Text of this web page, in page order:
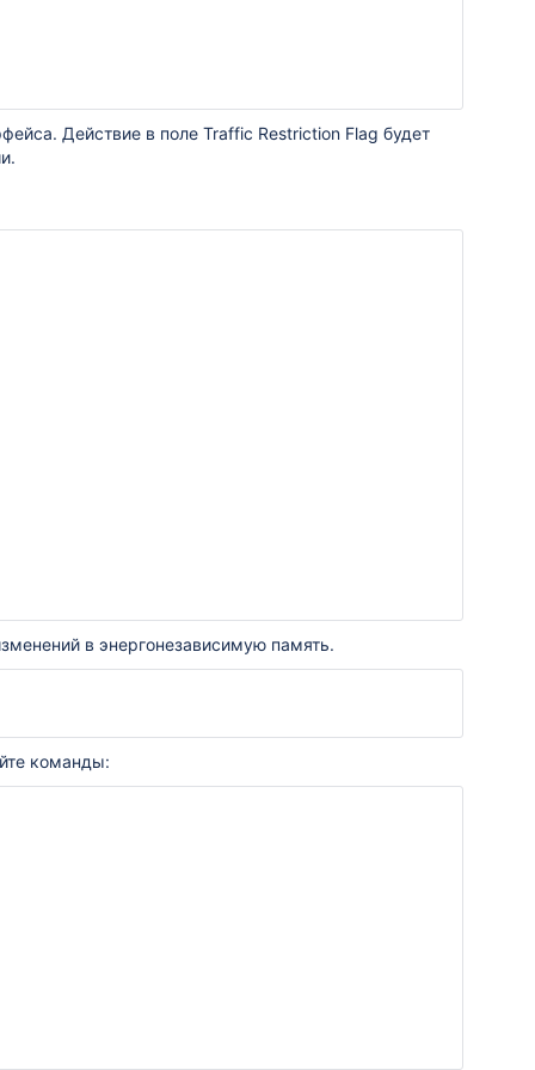
Действие в поле Traffic Restriction Flag будет
в энергонезависимую память.
команды: